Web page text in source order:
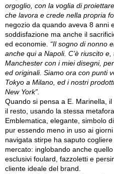
orgoglio, con la voglia di
che lavora e crede nella propria
negozio da quando aveva 8 anni
soddisfazione ma anche il
ed economie. “Il sogno di nonno
anche qui a Napoli. C’è riuscito
Manchester con i miei disegni,
ed originali. Siamo ora con punti
Tokyo a Milano, ed i nostri
New York”.
Quando si pensa a E. Marinella,
il resto, usando la stessa
Emblematica, elegante, simbolo
pur essendo meno in uso ai
navigata stirpe ha saputo
mercato: inglobando anche
esclusivi foulard, fazzoletti e
cliente ideale del brand.